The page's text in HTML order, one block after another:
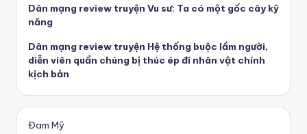
Dân mạng review truyện Vu sư: Ta có một gốc cây kỹ
năng
Dân mạng review truyện Hệ thống buộc lầm người,
diễn viên quần chúng bị thúc ép đi nhân vật chính
kịch bản
Đam Mỹ